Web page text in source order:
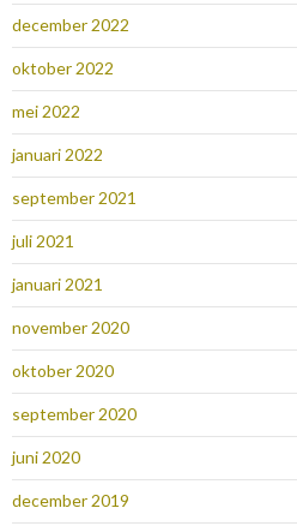
december 2022
oktober 2022
mei 2022
januari 2022
september 2021
juli 2021
januari 2021
november 2020
oktober 2020
september 2020
juni 2020
december 2019